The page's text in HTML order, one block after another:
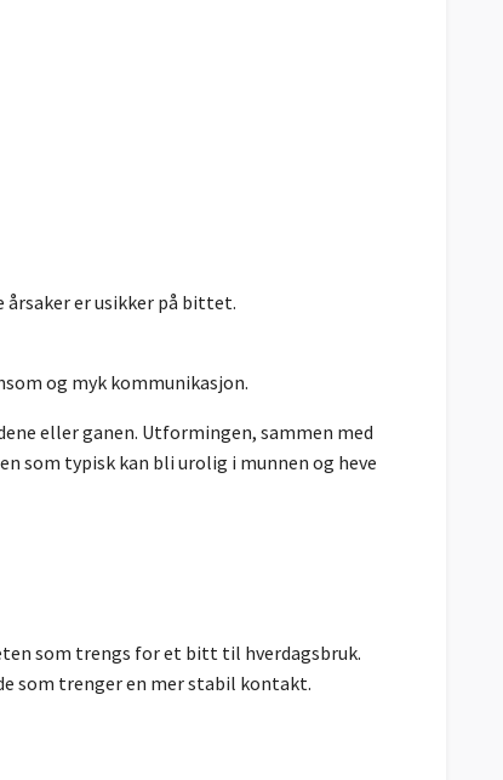
er usikker på bittet.
og myk kommunikasjon.
eller ganen. Utformingen, sammen med
som typisk kan bli urolig i munnen og heve
som trengs for et bitt til hverdagsbruk.
som trenger en mer stabil kontakt.